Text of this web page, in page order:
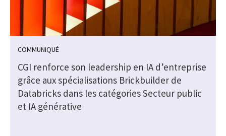
COMMUNIQUÉ
CGI renforce son leadership en IA d’entreprise
grâce aux spécialisations Brickbuilder de
Databricks dans les catégories Secteur public
et IA générative